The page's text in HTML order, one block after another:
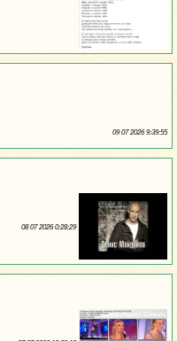
09 07 2026 9:39:55
08 07 2026 0:28:29